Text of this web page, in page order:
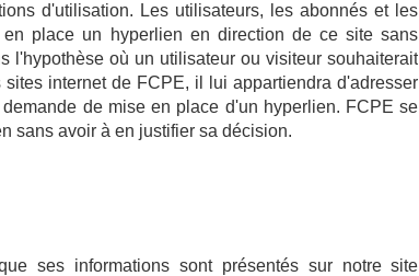
d'utilisation. Les utilisateurs, les abonnés et les
place un hyperlien en direction de ce site sans
l'hypothèse où un utilisateur ou visiteur souhaiterait
internet de FCPE, il lui appartiendra d'adresser
de mise en place d'un hyperlien. FCPE se
sans avoir à en justifier sa décision.
ses informations sont présentés sur notre site